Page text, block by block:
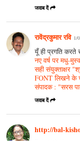
जवाब दें
रावेंद्रकुमार रवि 1/
यूँ ही प्रगति करते
नए वर्ष पर मधु-
सही संयुक्ताक्षर
FONT लिखने के
संपादक : "सरस
जवाब दें
http://bal-